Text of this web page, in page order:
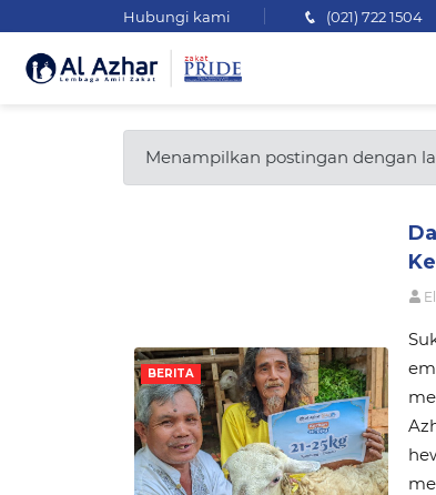
Hubungi kami (021) 722 1504
Menampilkan postingan dengan
BERITA